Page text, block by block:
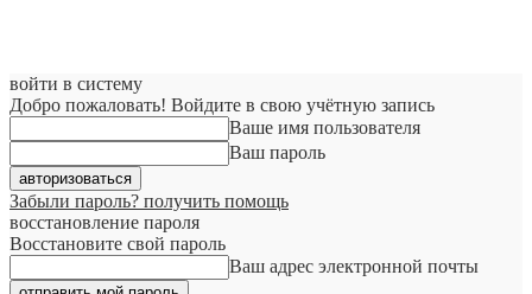
войти в систему
Добро пожаловать! Войдите в свою учётную запись
Ваше имя пользователя
Ваш пароль
Забыли пароль? получить помощь
восстановление пароля
Восстановите свой пароль
Ваш адрес электронной почты